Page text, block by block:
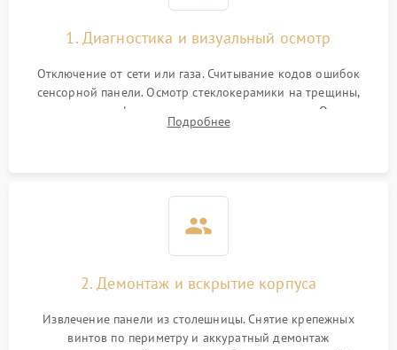
1. Диагностика и визуальный осмотр
Отключение от сети или газа. Считывание кодов ошибок
сенсорной панели. Осмотр стеклокерамики на трещины,
проверка конфорок на равномерность нагрева. Опрос
клиента о симптомах (не включается, не видит посуду,
Подробнее
2. Демонтаж и вскрытие корпуса
Извлечение панели из столешницы. Снятие крепежных
винтов по периметру и аккуратный демонтаж